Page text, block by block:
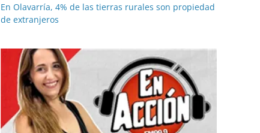
En Olavarría, 4% de las tierras rurales son propiedad
de extranjeros